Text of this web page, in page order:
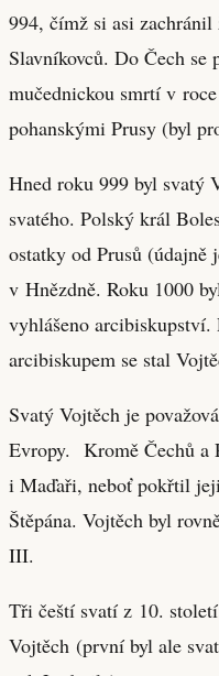
994, čímž si asi
Slavníkovců. Do Čech
mučednickou smrtí v
pohanskými Prusy (byl
Hned roku 999 byl svatý
svatého. Polský král
ostatky od Prusů
v Hnězdně. Roku 1000
vyhlášeno arcibiskupství.
arcibiskupem se stal
Svatý Vojtěch je
Evropy. Kromě Čechů a
i Maďaři, neboť pokřtil
Štěpána. Vojtěch byl
III.
Tři čeští svatí z 10.
Vojtěch (první byl ale